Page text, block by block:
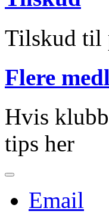
Tilskud til
Flere
Hvis
tips her
Email